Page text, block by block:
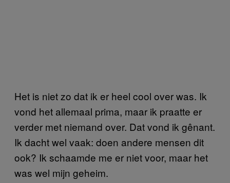
Het is niet zo dat ik er heel cool over was. Ik
vond het allemaal prima, maar ik praatte er
verder met niemand over. Dat vond ik gênant.
Ik dacht wel vaak: doen andere mensen dit
ook? Ik schaamde me er niet voor, maar het
was wel mijn geheim.